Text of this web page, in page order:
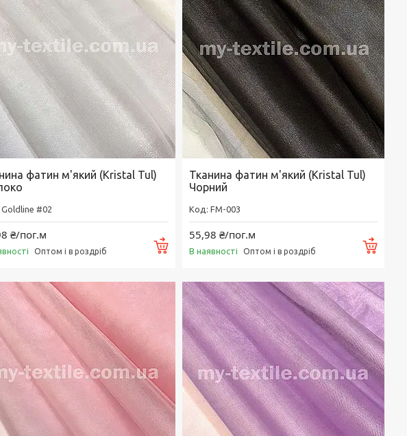
фатин м'який (Kristal Tul)
Goldline #02
₴/пог.м
Оптом і в роздріб Купити
Тканина фатин м'який (Kristal Tul)
Чорний
FM-003
55,98 ₴/пог.м
В наявності Оптом і в роздріб